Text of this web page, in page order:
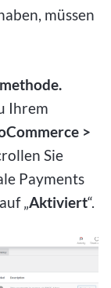
müssen
Ihrem
>
Sie
Payments
„Aktiviert“.